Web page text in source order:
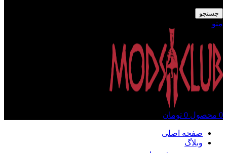
جستجو
منو
0 محصول 0 تومان
صفحه اصلی
وبلاگ